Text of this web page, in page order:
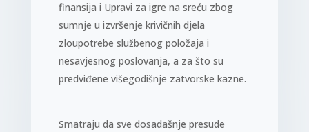
finansija i Upravi za igre na sreću zbog
sumnje u izvršenje krivičnih djela
zloupotrebe službenog položaja i
nesavjesnog poslovanja, a za što su
predviđene višegodišnje zatvorske kazne.
Smatraju da sve dosadašnje presude